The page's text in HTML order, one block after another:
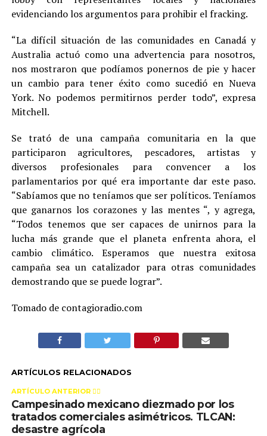
evidenciando los argumentos para prohibir el fracking.
“La difícil situación de las comunidades en Canadá y
Australia actuó como una advertencia para nosotros,
nos mostraron que podíamos ponernos de pie y hacer
un cambio para tener éxito como sucedió en Nueva
York. No podemos permitirnos perder todo”, expresa
Mitchell.
Se trató de una campaña comunitaria en la que
participaron agricultores, pescadores, artistas y
diversos profesionales para convencer a los
parlamentarios por qué era importante dar este paso.
“Sabíamos que no teníamos que ser políticos. Teníamos
que ganarnos los corazones y las mentes “, y agrega,
“Todos tenemos que ser capaces de unirnos para la
lucha más grande que el planeta enfrenta ahora, el
cambio climático. Esperamos que nuestra exitosa
campaña sea un catalizador para otras comunidades
demostrando que se puede lograr”.
Tomado de contagioradio.com
ARTÍCULOS RELACIONADOS
ARTÍCULO ANTERIOR 👉🏻
Campesinado mexicano diezmado por los
tratados comerciales asimétricos. TLCAN:
desastre agrícola